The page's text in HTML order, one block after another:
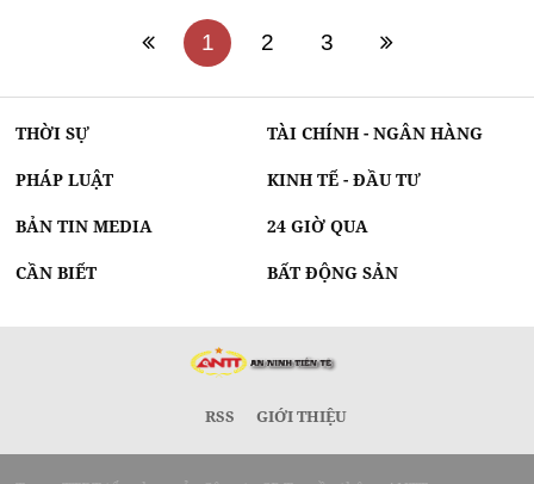
1 2 3
THỜI SỰ TÀI CHÍNH - NGÂN HÀNG
PHÁP LUẬT KINH TẾ - ĐẦU TƯ
BẢN TIN MEDIA 24 GIỜ QUA
CẦN BIẾT BẤT ĐỘNG SẢN
RSS GIỚI THIỆU